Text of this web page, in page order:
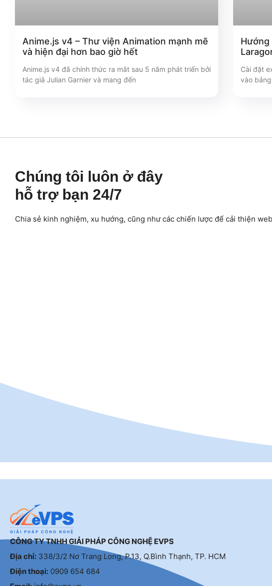
Anime.js v4 – Thư viện Animation mạnh mẽ
và hiện đại hơn bao giờ hết
Anime.js v4 đã chính thức ra mắt sau 5 năm phát triển bởi
tác giả Julian Garnier và mang đến
Hướng
Cài đặt
vào
Chúng tôi luôn ở đây
hỗ trợ bạn 24/7
Chia sẻ kinh nghiệm, xu hướng, cũng như các chiến lược để cải thiện
CÔNG TY TNHH GIẢI PHÁP CÔNG NGHỆ EVPS
Địa chỉ: 338/3/2 Nơ Trang Long, P.13, Q.Bình Thạnh, TP. HCM
Điện thoại: 0909 654 684